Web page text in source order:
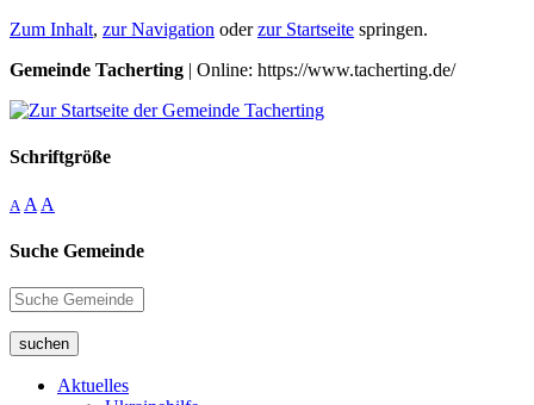
Zum Inhalt, zur Navigation oderzur Startseite springen.
Gemeinde Tacherting | Online: https://www.tacherting.de/
Schriftgröße
A A A
Suche Gemeinde
suchen
Aktuelles